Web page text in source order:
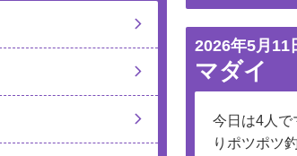
2026年5月11
マダイ
今日は4人で
りポツポツ